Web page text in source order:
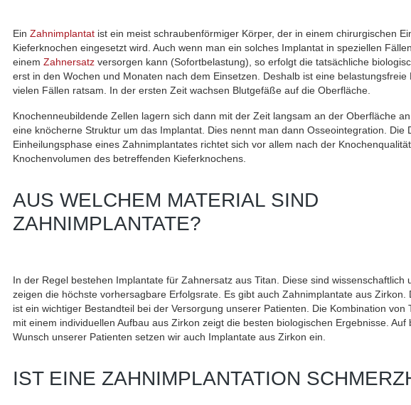
Ein Zahnimplantatist ein meist schraubenförmiger Körper, der in einem chirurgischen
Kieferknochen eingesetzt wird. Auch wenn man ein solches Implantat in speziellen
einem Zahnersatzversorgen kann (Sofortbelastung), so erfolgt die tatsächliche
erst in den Wochen und Monaten nach dem Einsetzen. Deshalb ist eine belastungsfreie
vielen Fällen ratsam. In der ersten Zeit wachsen Blutgefäße auf die Oberfläche.
Knochenneubildende Zellen lagern sich dann mit der Zeit langsam an der Oberfläche
eine knöcherne Struktur um das Implantat. Dies nennt man dann Osseointegration. Die
Einheilungsphase eines Zahnimplantates richtet sich vor allem nach der
Knochenvolumen des betreffenden Kieferknochens.
AUS WELCHEM MATERIAL SIND
ZAHNIMPLANTATE?
In der Regel bestehen Implantate für Zahnersatz aus Titan. Diese sind wissenschaftlich
zeigen die höchste vorhersagbare Erfolgsrate. Es gibt auch Zahnimplantate aus Zirkon.
ist ein wichtiger Bestandteil bei der Versorgung unserer Patienten. Die Kombination von
mit einem individuellen Aufbau aus Zirkon zeigt die besten biologischen Ergebnisse. Auf
Wunsch unserer Patienten setzen wir auch Implantate aus Zirkon ein.
IST EINE ZAHNIMPLANTATION